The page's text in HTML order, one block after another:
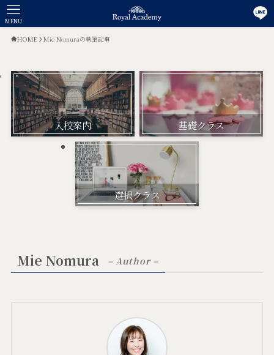
MENU
HOME Mie Nomuraの執筆記事
入校案内 基礎クラス
選択クラス
Mie Nomura – Author –